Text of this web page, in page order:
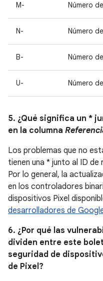
M- Número
N- Número
B- Número
U- Número
5. ¿Qué significa un *
en la columna
Los problemas que no
tienen una * junto al ID
Por lo general, la
en los controladores
dispositivos Pixel
desarrolladores de
6. ¿Por qué las
dividen entre este
seguridad de
de Pixel?